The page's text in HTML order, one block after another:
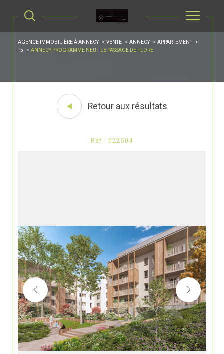
AGENCE IMMOBILIÈRE À ANNECY VENTE ANNECY
APPARTEMENT
T5
ANNECY PROGRAMME NEUF LE PASSAGE DE FLORE
Retour aux résultats
Réf : 022504